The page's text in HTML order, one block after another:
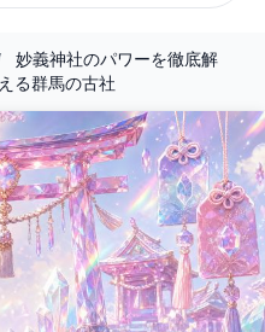
妙義神社のパワーを徹底解
る群馬の古社